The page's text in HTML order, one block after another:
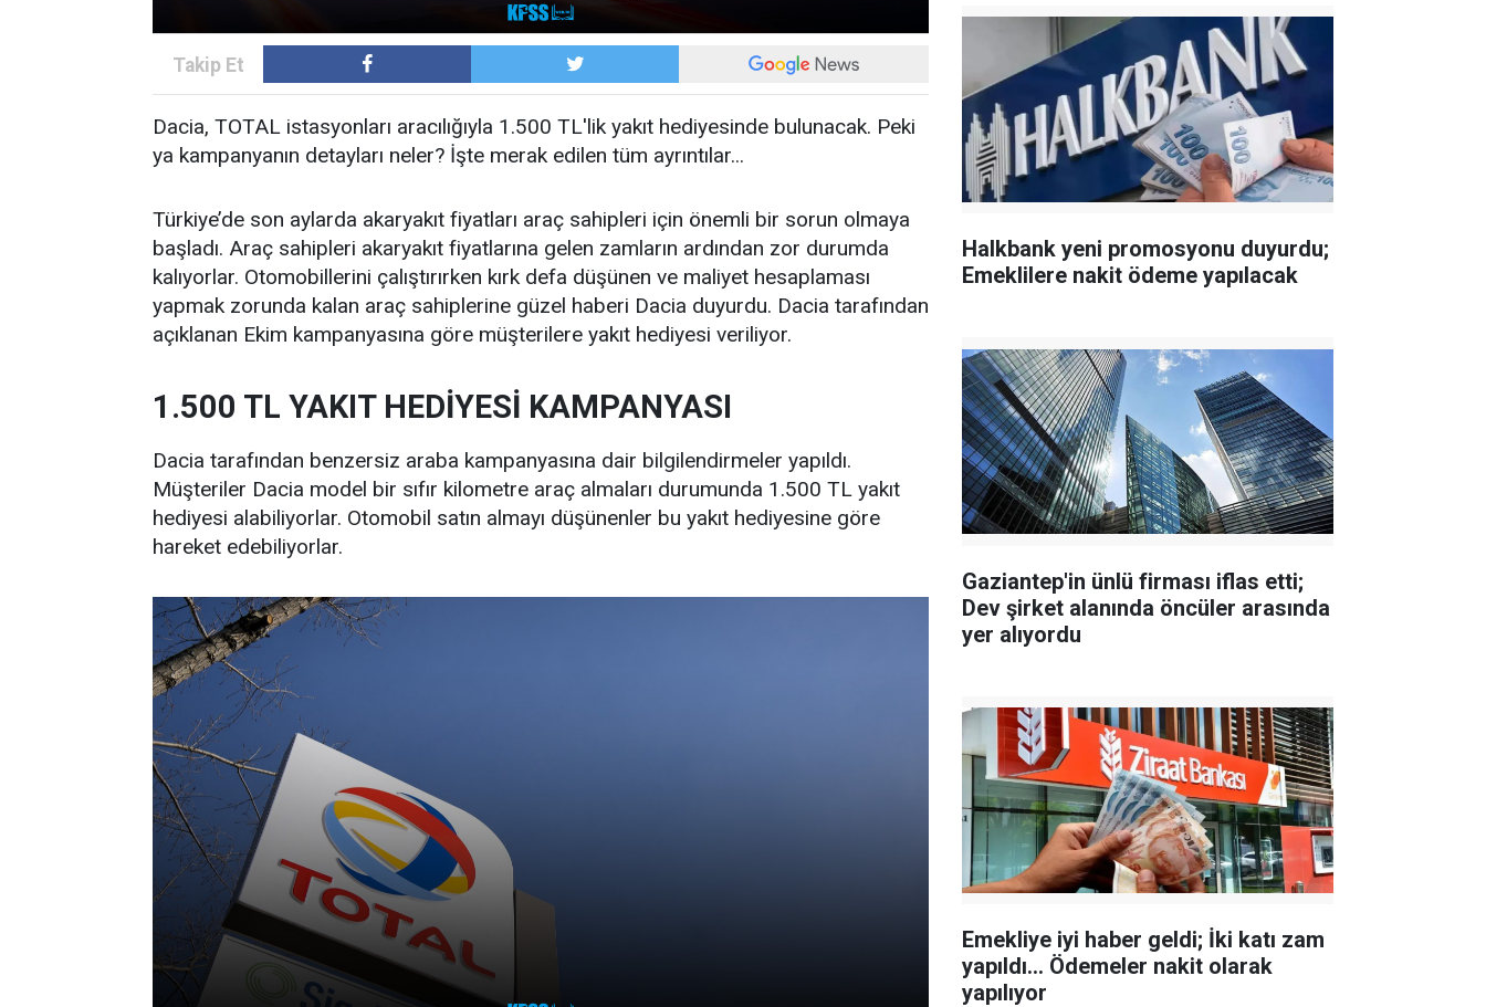
Dacia, TOTAL istasyonları aracılığıyla 1.500 TL'lik yakıt hediyesinde bulunacak. Peki
ya kampanyanın detayları neler? İşte merak edilen tüm ayrıntılar...
Türkiye’de son aylarda akaryakıt fiyatları araç sahipleri için önemli bir sorun olmaya
başladı. Araç sahipleri akaryakıt fiyatlarına gelen zamların ardından zor durumda
kalıyorlar. Otomobillerini çalıştırırken kırk defa düşünen ve maliyet hesaplaması
yapmak zorunda kalan araç sahiplerine güzel haberi Dacia duyurdu. Dacia tarafından
açıklanan Ekim kampanyasına göre müşterilere yakıt hediyesi veriliyor.
1.500 TL YAKIT HEDİYESİ KAMPANYASI
Dacia tarafından benzersiz araba kampanyasına dair bilgilendirmeler yapıldı.
Müşteriler Dacia model bir sıfır kilometre araç almaları durumunda 1.500 TL yakıt
hediyesi alabiliyorlar. Otomobil satın almayı düşünenler bu yakıt hediyesine göre
hareket edebiliyorlar.
Halkbank yeni promosyonu duyurdu;
Emeklilere nakit ödeme yapılacak
Gaziantep'in ünlü firması iflas etti;
Dev şirket alanında öncüler arasında
yer alıyordu
Emekliye iyi haber geldi; İki katı zam
yapıldı... Ödemeler nakit olarak
yapılıyor